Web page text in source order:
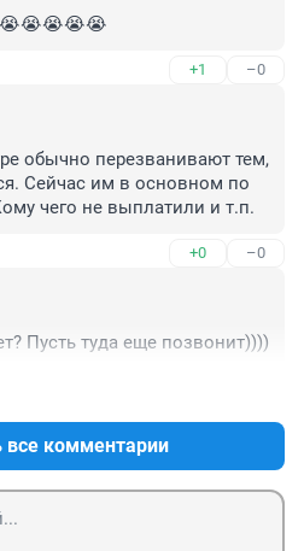
+1 –0
обычно перезванивают тем,
Сейчас им в основном по
чего не выплатили и т.п.
+0 –0
Пусть туда еще позвонит))))
все комментарии